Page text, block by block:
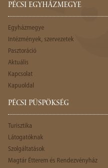
PÉCSI EGYHÁZMEGYE
Egyházmegye
Intézmények, szervezetek
Pasztoráció
Aktuális
Kapcsolat
Kapuoldal
PÉCSI PÜSPÖKSÉG
Turisztika
Látogatóknak
Szolgáltatások
Magtár Étterem és Rendezvényház